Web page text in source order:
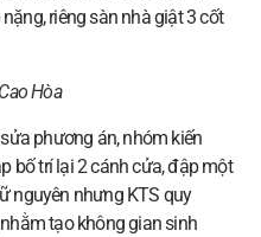
riêng sàn nhà giật 3 cốt
Cao Hòa
phương án, nhóm kiến
bố trí lại 2 cánh cửa, đập một
nguyên nhưng KTS quy
tạo không gian sinh